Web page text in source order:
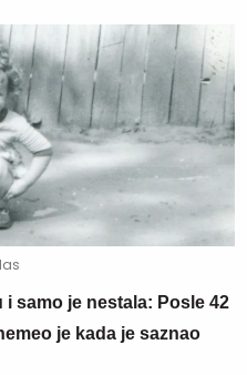
i samo je nestala: Posle 42
je kada je saznao